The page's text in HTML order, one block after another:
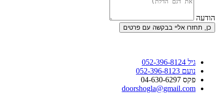
הודעה
כן, תחזרו אליי בבקשה עם פרטים
גיל 052-396-8124
נועם 052-396-8123
פקס 04-630-6297
doorshogla@gmail.com